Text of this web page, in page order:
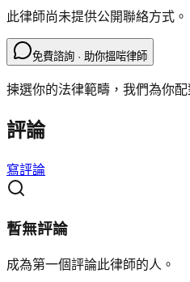
此律師尚未提供公開聯絡方式。
免費諮詢 · 助你搵啱律師
揀選你的法律範疇，我們為你配
評論
寫評論
暫無評論
成為第一個評論此律師的人。